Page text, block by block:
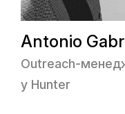
Antonio
Outreach-
у Hunter